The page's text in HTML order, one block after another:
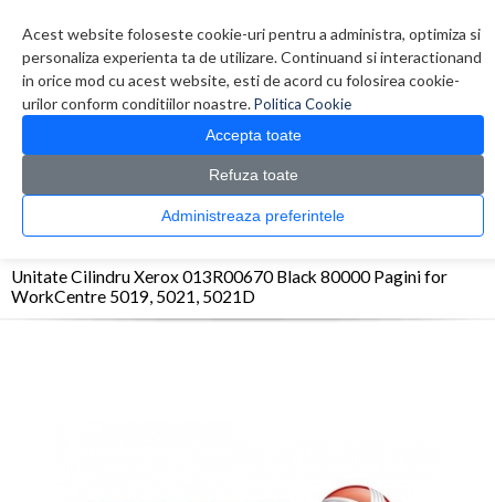
Acest website foloseste cookie-uri pentru a administra, optimiza si
personaliza experienta ta de utilizare. Continuand si interactionand
in orice mod cu acest website, esti de acord cu folosirea cookie-
urilor conform conditiilor noastre.Politica Cookie
Accepta toate
Refuza toate
Administreaza preferintele
0 produs(e)
CATALOG PRODUSE
Consumabile originale > OPC/Drum/Printhead
Unitate Cilindru Xerox 013R00670 Black 80000 Pagini for
WorkCentre 5019, 5021, 5021D